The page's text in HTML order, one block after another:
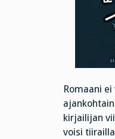
Romaani
kirjailijan
voisi